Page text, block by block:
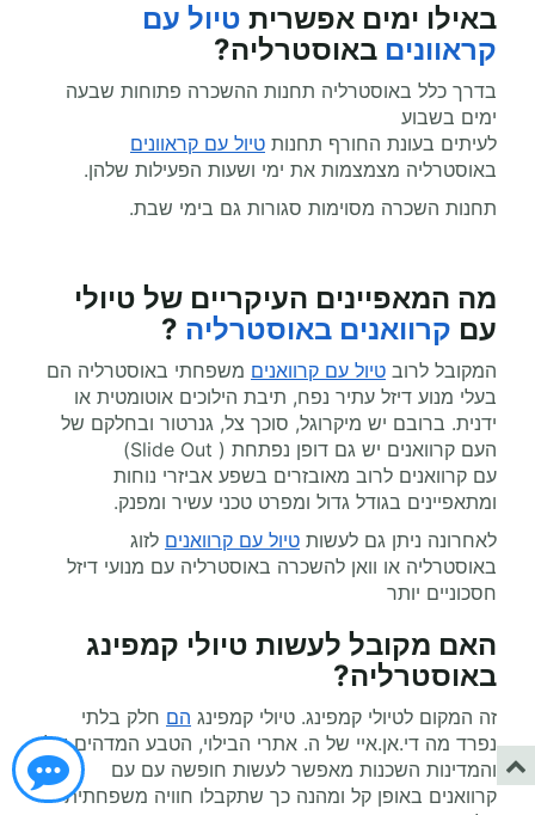
באילו ימים אפשרית טיול עם
קראוונים באוסטרליה?
בדרך כלל באוסטרליה תחנות ההשכרה פתוחות שבעה
ימים בשבוע
לעיתים בעונת החורף תחנות טיול עם קראוונים
באוסטרליה מצמצמות את ימי ושעות הפעילות שלהן.
תחנות השכרה מסוימות סגורות גם בימי שבת.
מה המאפיינים העיקריים של טיולי
עם קרוואנים באוסטרליה ?
המקובל לרוב טיול עם קרוואנים משפחתי באוסטרליה הם
בעלי מנוע דיזל עתיר נפח, תיבת הילוכים אוטומטית או
ידנית. ברובם יש מיקרוגל, סוכך צל, גנרטור ובחלקם של
העם קרוואנים יש גם דופן נפתחת ( Slide Out)
עם קרוואנים לרוב מאובזרים בשפע אביזרי נוחות
ומתאפיינים בגודל גדול ומפרט טכני עשיר ומפנק.
לאחרונה ניתן גם לעשות טיול עם קרוואנים לזוג
באוסטרליה או וואן להשכרה באוסטרליה עם מנועי דיזל
חסכוניים יותר
האם מקובל לעשות טיולי קמפינג
באוסטרליה?
זה המקום לטיולי קמפינג. טיולי קמפינג הם חלק בלתי
נפרד מה די.אן.איי של ה. אתרי הבילוי, הטבע המדהים של
והמדינות השכנות מאפשר לעשות חופשה עם עם
קרוואנים באופן קל ומהנה כך שתקבלו חוויה משפחתית